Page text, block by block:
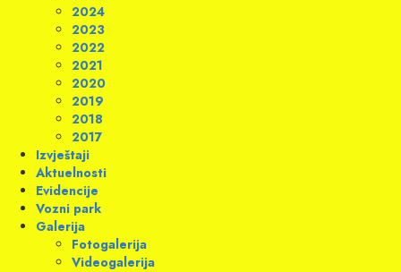
2024
2023
2022
2021
2020
2019
2018
2017
Izvještaji
Aktuelnosti
Evidencije
Vozni park
Galerija
Fotogalerija
Videogalerija